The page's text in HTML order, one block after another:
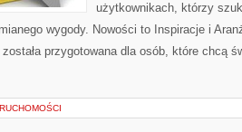
użytkownikach, którzy
wygody. Nowości to Inspiracje i
przygotowana dla osób, które chcą